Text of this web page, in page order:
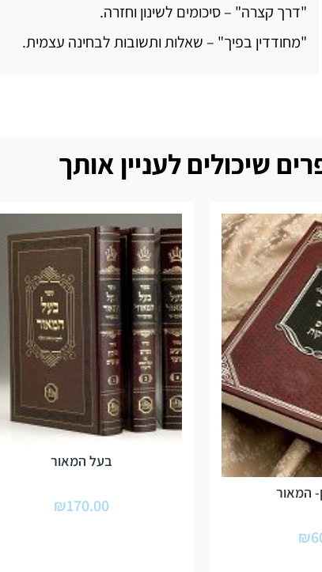
"דרך קצרה" – סיכומים לשינון וחזרה.
"מחודדין בפיך" – שאלות ותשובות לבחינה עצמית.
שיכולים לעניין אותך
המאור
₪
בעל המאור
₪170.00